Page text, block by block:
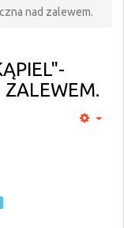
nad zalewem.
ZALEWEM.